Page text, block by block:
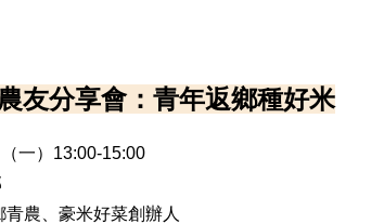
友分享會：青年返鄉種好米
一）13:00-15:00
農、豪米好菜創辦人